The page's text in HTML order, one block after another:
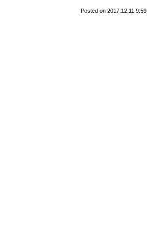
Posted on 2017.12.11 9:59